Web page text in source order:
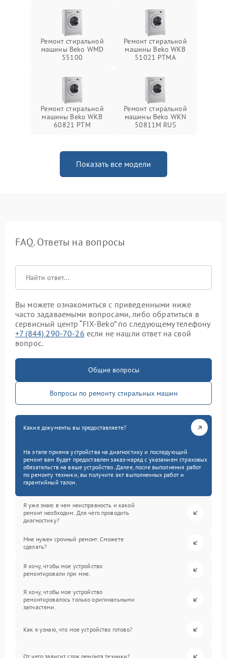
Ремонт стиральной
машины Beko WMD
55100
Ремонт стиральной
машины Beko WKB
51021 PTМА
Ремонт стиральной
машины Beko WKB
60821 PTМ
Ремонт стиральной
машины Beko WKN
50811M RUS
Показать все модели
FAQ. Ответы на вопросы
Вы можете ознакомиться с приведенными ниже
часто задаваемыми вопросами, либо обратиться в
сервисный центр “FIX-Beko” по следующему телефону
+7 (844) 290-70-26 если не нашли ответ на свой
вопрос.
Общие вопросы
Вопросы по ремонту стиральных машин
Какие документы вы предоставляете?
На этапе приема устройства на диагностику и последующий
ремонт вам будет предоставлен заказ-наряд с указанием страховых
обязательств на ваше устройство. Далее, после выполнения работ
по ремонту техники, вы получите акт выполненных работ и
гарантийный талон.
Я уже знаю в чем неисправность и какой
ремонт необходим. Для чего проводить
диагностику?
Мне нужен срочный ремонт. Сможете
сделать?
Я хочу, чтобы мое устройство
ремонтировали при мне.
Я хочу, чтобы мое устройство
ремонтировалось только оригинальными
запчастями.
Как я узнаю, что мое устройство готово?
От чего зависит срок ремонта техники?